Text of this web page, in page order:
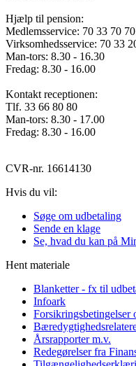
Hjælp til pension:
Medlemsservice: 70 33 70 70
Virksomhedsservice: 70 33
Man-tors: 8.30 - 16.30
Fredag: 8.30 - 16.00
Kontakt receptionen:
Tlf. 33 66 80 80
Man-tors: 8.30 - 17.00
Fredag: 8.30 - 16.00
CVR-nr. 16614130
Hvis du vil:
Søge om udbetaling
Sende en klage
Se, hvad du kan på
Hent materiale
Blanketter - fx til
Infoark
Forsikringsbetingelser
Årsrapporter m.v.
Redegørelser fra